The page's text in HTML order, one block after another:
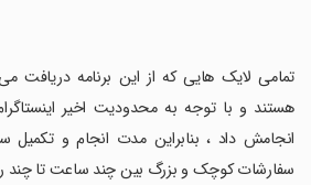
‏تمامی لایک هایی که از این برنامه دریافت می
هستند و با توجه به محدودیت اخیر
انجامش داد ، بنابراین مدت انجام و تکمیل
سفارشات کوچک و بزرگ بین چند ساعت تا